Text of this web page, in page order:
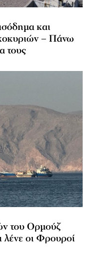
και
– Πάνω
τους
του Ορμούζ
λένε οι Φρουροί